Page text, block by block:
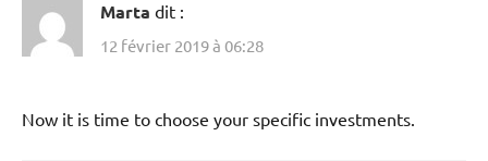
Marta dit :
12 février 2019 à 06:28
Now it is time to choose your specific investments.